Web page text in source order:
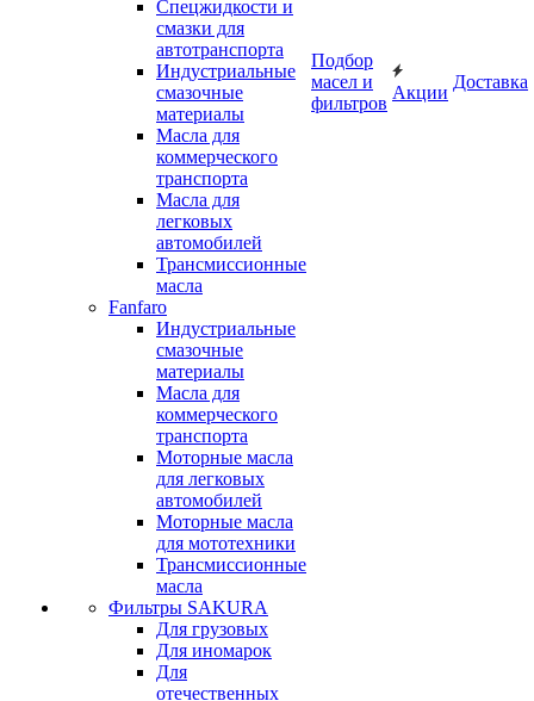
Cпецжидкости и
смазки для
автотранспорта
Индустриальные
смазочные
материалы
Масла для
коммерческого
транспорта
Масла для
легковых
автомобилей
Трансмиссионные
масла
Fanfaro
Индустриальные
смазочные
материалы
Масла для
коммерческого
транспорта
Моторные масла
для легковых
автомобилей
Моторные масла
для мототехники
Трансмиссионные
масла
Фильтры SAKURA
Для грузовых
Для иномарок
Для
отечественных
Подбор
масел и
фильтров
Акции
Доставка